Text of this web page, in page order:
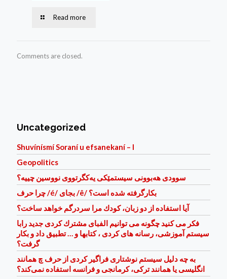
Read more
Comments are closed.
Uncategorized
Shuvínísmí Soraní u efsanekaní – I
Geopolitics
سوودی هه‌بوونی سیستمێكی یه‌كگرتووی نووسین چییه؟
چرا حرف /é/ بجای /ê/ بكارگرفته شده است؟
آيا استفاده از دو زبان، كودك مرا سردرگم خواهد ساخت؟
فكر می كنيد چگونه می توانيم الفبای مشترك كردی جديد رابا
سيستم آموزشی، رسانه های كردی ، كتابها و … تطبيق داد و بكار
گرفت؟
به چه دلیل سیستم نوشتاری فراگیر کردی از حرف چ همانند
انگلیسی یا همانند ترکی، کرمانجی و فرانسه استفاده نمی‌کند؟